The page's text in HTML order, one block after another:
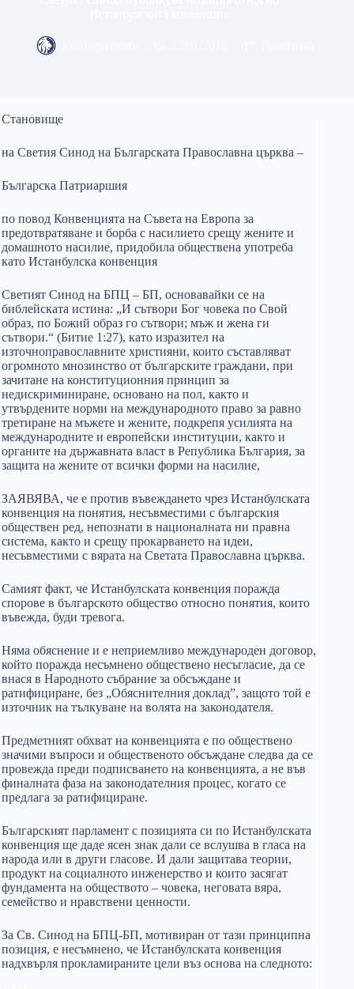
Становище
на Светия Синод на Българската Православна църква –
Българска Патриаршия
по повод Конвенцията на Съвета на Европа за
предотвратяване и борба с насилието срещу жените и
домашното насилие, придобила обществена употреба
като Истанбулска конвенция
Светият Синод на БПЦ – БП, основавайки се на
библейската истина: „И сътвори Бог човека по Свой
образ, по Божий образ го сътвори; мъж и жена ги
сътвори.“ (Битие 1:27), като изразител на
източноправославните християни, които съставляват
огромното мнозинство от българските граждани, при
зачитане на конституционния принцип за
недискриминиране, основано на пол, както и
утвърдените норми на международното право за равно
третиране на мъжете и жените, подкрепя усилията на
международните и европейски институции, както и
органите на държавната власт в Република България, за
защита на жените от всички форми на насилие,
ЗАЯВЯВА, че е против въвеждането чрез Истанбулската
конвенция на понятия, несъвместими с българския
обществен ред, непознати в националната ни правна
система, както и срещу прокарването на идеи,
несъвместими с вярата на Светата Православна църква.
Самият факт, че Истанбулската конвенция поражда
спорове в българското общество относно понятия, които
въвежда, буди тревога.
Няма обяснение и е неприемливо международен договор,
който поражда несъмнено обществено несъгласие, да се
внася в Народното събрание за обсъждане и
ратифициране, без „Обяснителния доклад”, защото той е
източник на тълкуване на волята на законодателя.
Предметният обхват на конвенцията е по обществено
значими въпроси и общественото обсъждане следва да се
провежда преди подписването на конвенцията, а не във
финалната фаза на законодателния процес, когато се
предлага за ратифициране.
Българският парламент с позицията си по Истанбулската
конвенция ще даде ясен знак дали се вслушва в гласа на
народа или в други гласове. И дали защитава теории,
продукт на социалното инженерство и които засягат
фундамента на обществото – човека, неговата вяра,
семейство и нравствени ценности.
За Св. Синод на БПЦ-БП, мотивиран от тази принципна
позиция, е несъмнено, че Истанбулската конвенция
надхвърля прокламираните цели въз основа на следното: